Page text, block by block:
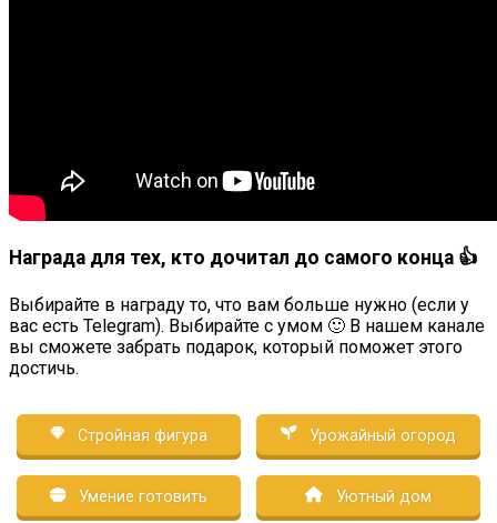
Награда для тех, кто дочитал до самого конца 👍
Выбирайте в награду то, что вам больше нужно (если у
вас есть Telegram). Выбирайте с умом 🙂 В нашем канале
вы сможете забрать подарок, который поможет этого
достичь.
Стройная фигура Урожайный огород
Умение готовить Уютный дом